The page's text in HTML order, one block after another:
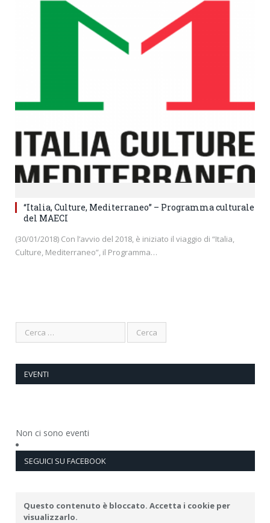
“Italia, Culture, Mediterraneo” – Programma culturale
del MAECI
(30/01/2018) Con l’avvio del 2018, è iniziato il viaggio di “Italia,
Culture, Mediterraneo”, il Programma…
EVENTI
Non ci sono eventi
SEGUICI SU FACEBOOK
Questo contenuto è bloccato. Accetta i cookie per
visualizzarlo.